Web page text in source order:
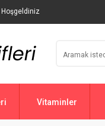
Vitaminler